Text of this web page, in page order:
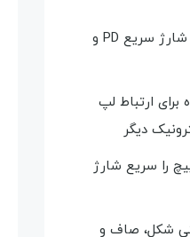
پشتیبانی از شارژ سریع PD و
ارتباط لپ
دیگر
سریع شارژ
صاف و